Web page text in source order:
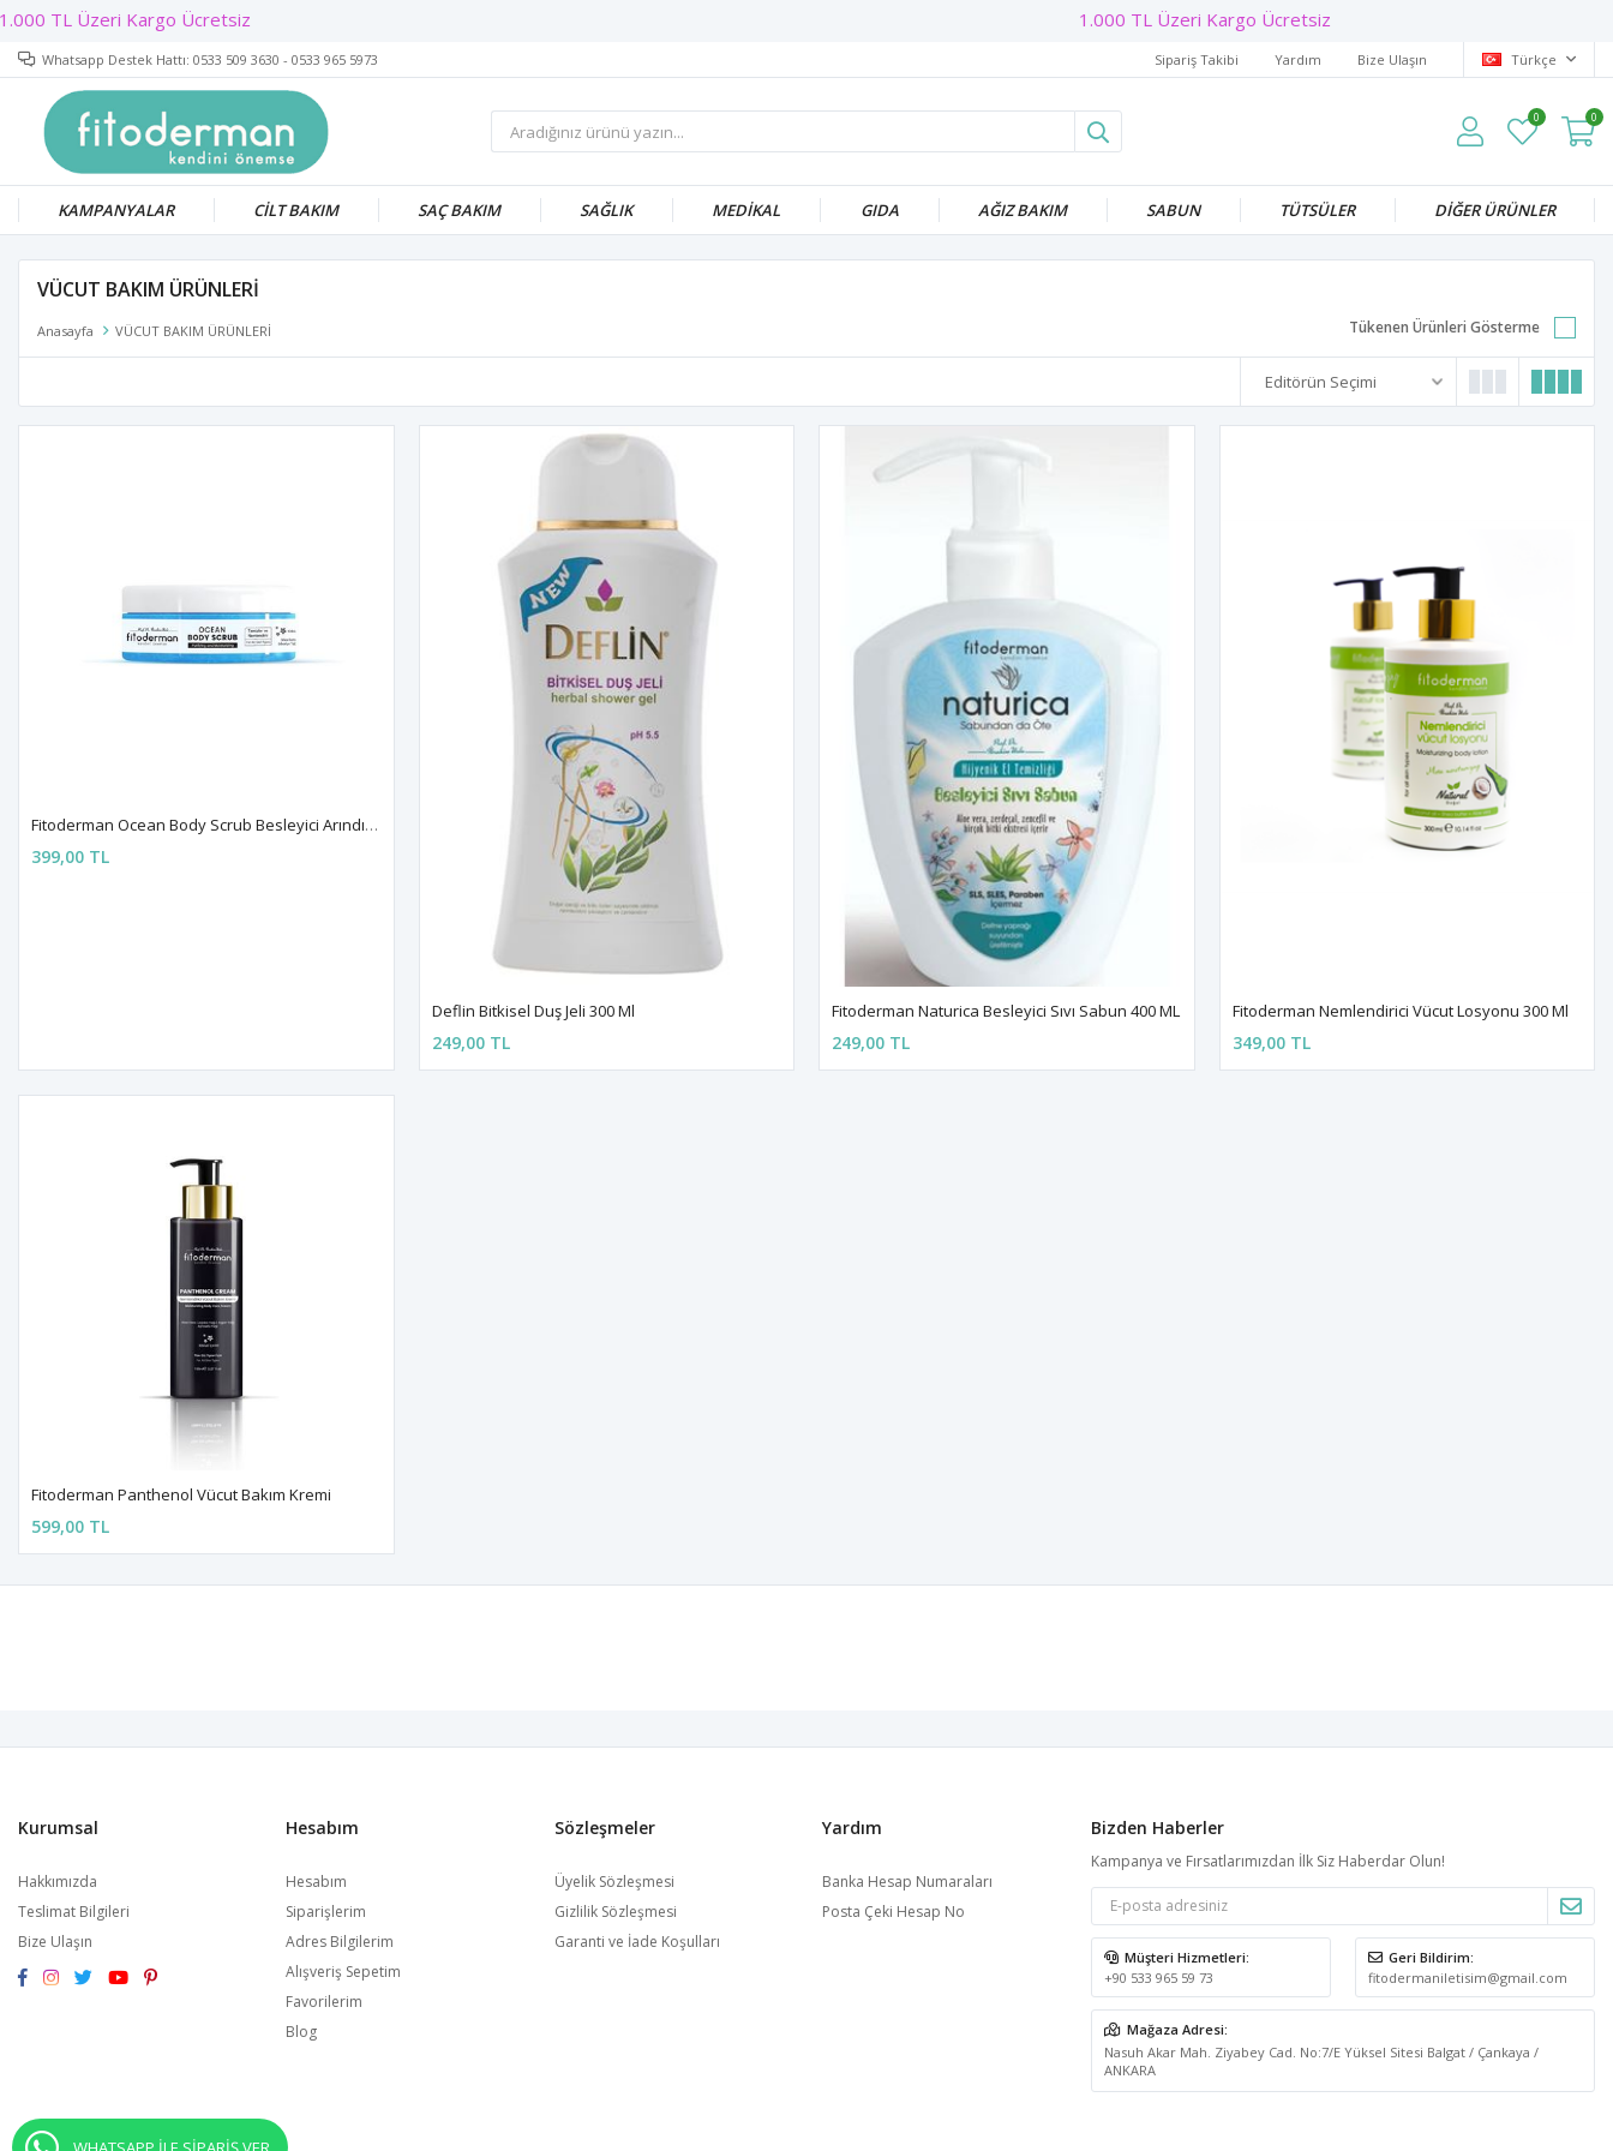
1.000 TL Üzeri Kargo Ücretsiz
Whatsapp Destek Hattı: 0533 509 3630 - 0533 965 5973 Sipariş Takibi Yardım Bize Ulaşın Türkçe
0 0
KAMPANYALAR CİLT BAKIM SAÇ BAKIM SAĞLIK MEDİKAL GIDA AĞIZ BAKIM SABUN TÜTSÜLER DİĞER ÜRÜNLER
VÜCUT BAKIM ÜRÜNLERİ
Anasayfa VÜCUT BAKIM ÜRÜNLERİ Tükenen Ürünleri Gösterme
Fitoderman Ocean Body Scrub Besleyici Arındırıcı Nemlendirici Vücut Peelingi
399,00 TL
Deflin Bitkisel Duş Jeli 300 Ml
249,00 TL
Fitoderman Naturica Besleyici Sıvı Sabun 400 ML
249,00 TL
Fitoderman Nemlendirici Vücut Losyonu 300 Ml
349,00 TL
Fitoderman Panthenol Vücut Bakım Kremi
599,00 TL
Kurumsal
Hakkımızda
Teslimat Bilgileri
Bize Ulaşın
Hesabım
Hesabım
Siparişlerim
Adres Bilgilerim
Alışveriş Sepetim
Favorilerim
Blog
Sözleşmeler
Üyelik Sözleşmesi
Gizlilik Sözleşmesi
Garanti ve İade Koşulları
Yardım
Banka Hesap Numaraları
Posta Çeki Hesap No
Bizden Haberler
Kampanya ve Fırsatlarımızdan İlk Siz Haberdar Olun!
Müşteri Hizmetleri:
+90 533 965 59 73
Geri Bildirim:
fitodermaniletisim@gmail.com
Mağaza Adresi:
Nasuh Akar Mah. Ziyabey Cad. No:7/E Yüksel Sitesi Balgat / Çankaya /
ANKARA